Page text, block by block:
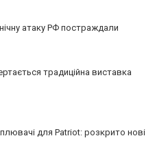
атаку РФ постраждали
традиційна виставка
для Patriot: розкрито нові